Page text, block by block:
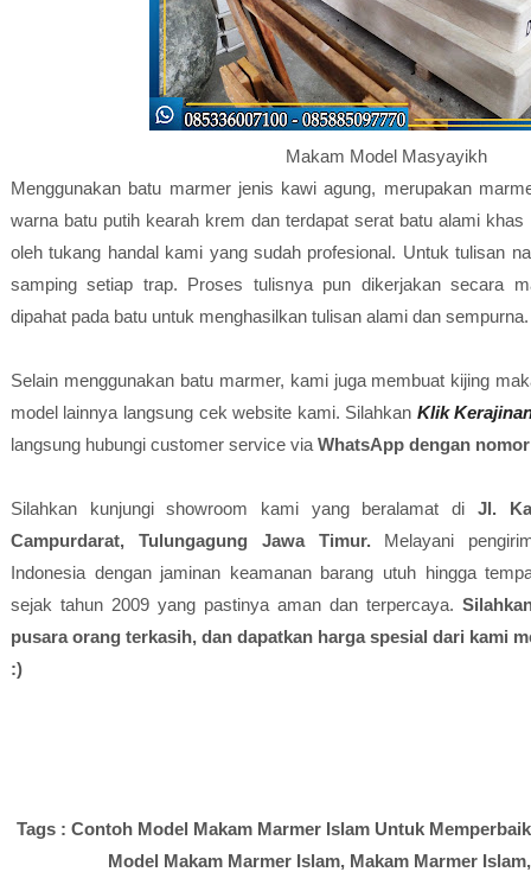
Makam Model Masyayikh
Menggunakan batu marmer jenis kawi agung, merupakan
warna batu putih kearah krem dan terdapat serat batu alami
oleh tukang handal kami yang sudah profesional. Untuk tulisan
samping setiap trap. Proses tulisnya pun dikerjakan secara
dipahat pada batu untuk menghasilkan tulisan alami dan sempurna.
Selain menggunakan batu marmer, kami juga membuat kijing
model lainnya langsung cek website kami. Silahkan Klik
langsung hubungi customer service via WhatsApp dengan nomor
Silahkan kunjungi showroom kami yang beralamat di Jl.
Campurdarat, Tulungagung Jawa Timur.Melayani
Indonesia dengan jaminan keamanan barang utuh hingga
sejak tahun 2009 yang pastinya aman dan terpercaya.
pusara orang terkasih, dan dapatkan harga spesial dari kami
:)
Tags : Contoh Model Makam Marmer Islam Untuk
Model Makam Marmer Islam, Makam Marmer